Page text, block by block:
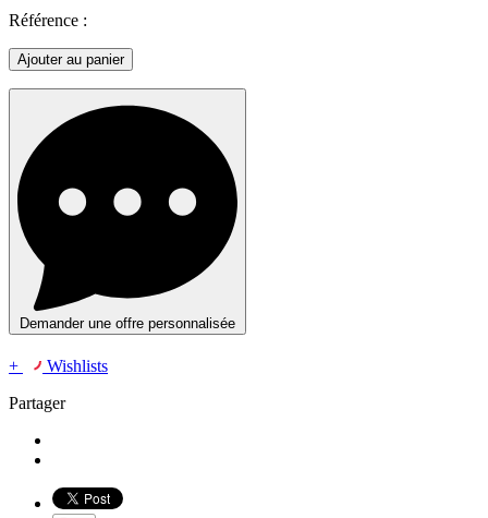
Référence :
Ajouter au panier
Demander une offre personnalisée
+
Wishlists
Partager